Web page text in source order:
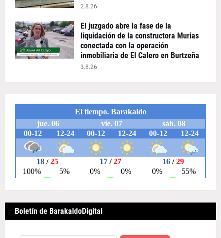
2.8.26
El juzgado abre la fase de la
liquidación de la constructora Murias
conectada con la operación
inmobiliaria de El Calero en Burtzeña
3.8.26
Boletín de BarakaldoDigital